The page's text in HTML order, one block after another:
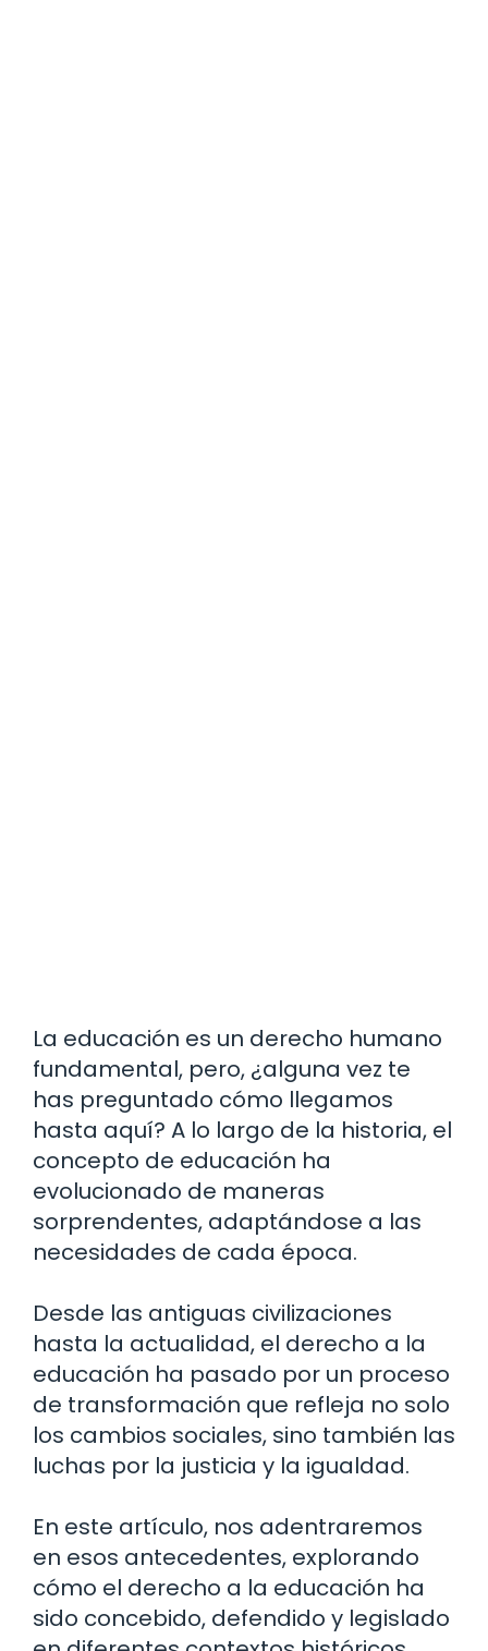
La educación es un derecho humano
fundamental, pero, ¿alguna vez te
has preguntado cómo llegamos
hasta aquí? A lo largo de la historia, el
concepto de educación ha
evolucionado de maneras
sorprendentes, adaptándose a las
necesidades de cada época.
Desde las antiguas civilizaciones
hasta la actualidad, el derecho a la
educación ha pasado por un proceso
de transformación que refleja no solo
los cambios sociales, sino también las
luchas por la justicia y la igualdad.
En este artículo, nos adentraremos
en esos antecedentes, explorando
cómo el derecho a la educación ha
sido concebido, defendido y legislado